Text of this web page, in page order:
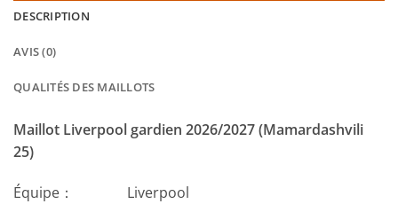
DESCRIPTION
AVIS (0)
QUALITÉS DES MAILLOTS
Maillot Liverpool gardien 2026/2027 (Mamardashvili
25)
Équipe： Liverpool